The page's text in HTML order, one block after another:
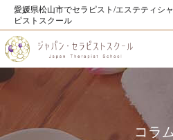
愛媛県松山市でセラピスト/エステティシ
ピストスクール
コラ